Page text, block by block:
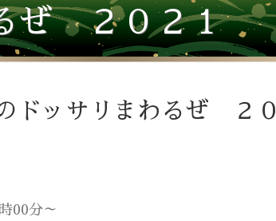
ぜ ２０２１
ドッサリまわるぜ ２０
00分～